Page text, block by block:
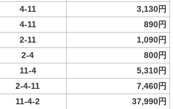
4-11 3,130円
4-11
890円
2-11
1,090円
2-4
800円
11-4
5,310円
2-4-11
7,460円
11-4-2 37,990円